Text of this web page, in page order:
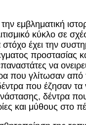
εμβληματική
κύκλο σε
έχει την
προστασίας
να
που γλίτωσαν
που έζησαν
δέντρα
και μύθους